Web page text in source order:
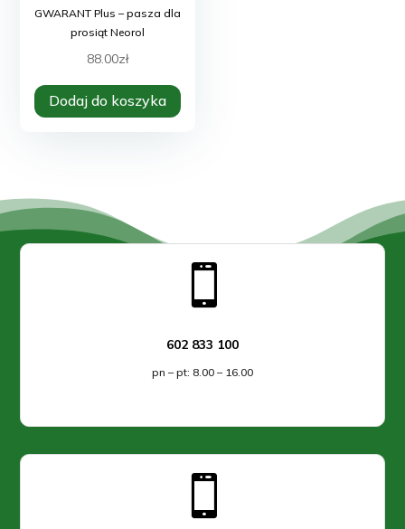
GWARANT Plus – pasza dla
prosiąt Neorol
88.00zł
Dodaj do koszyka

602 833 100
pn – pt: 8.00 – 16.00
